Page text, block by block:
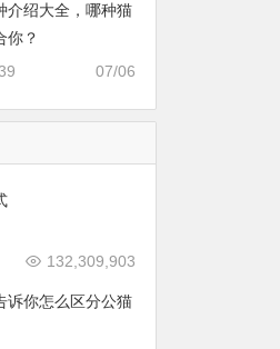
介绍大全，哪种猫
你？
07/06
132,309,903
诉你怎么区分公猫